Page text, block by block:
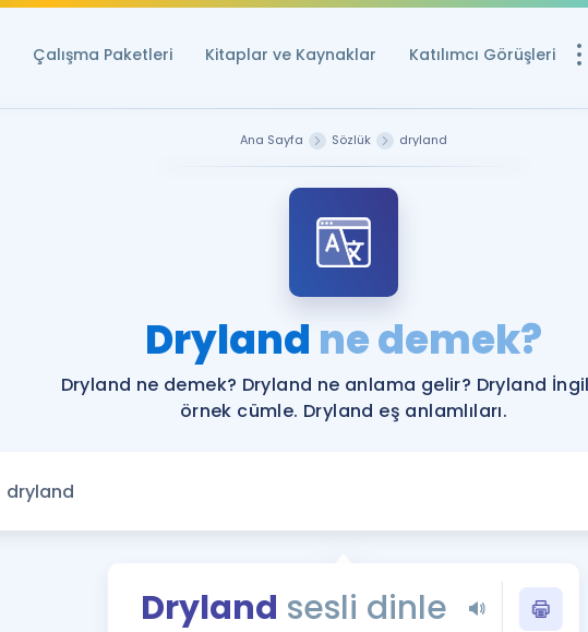
Çalışma Paketleri Kitaplar ve Kaynaklar Katılımcı Görüşleri
YDS ve YÖKDİL
Rehberlik Aracı
YDS ve YÖKDİL'e
Tüm ÖSYM
YDS - YÖKDİL
Ana Sayfa Sözlük dryland
Dryland ne demek?
Dryland ne demek? Dryland ne anlama gelir? Dryland
örnek cümle. Dryland eş anlamlıları.
Dryland sesli dinle